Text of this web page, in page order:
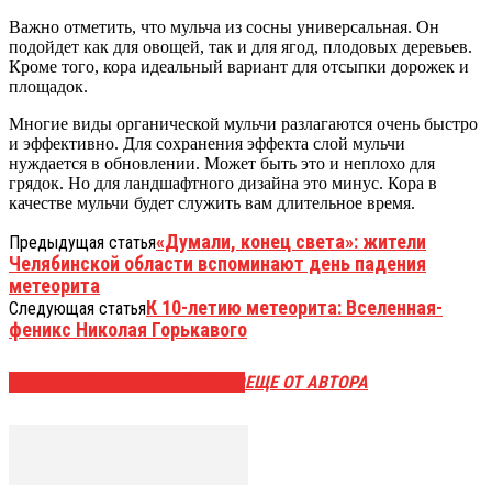
Важно отметить, что мульча из сосны универсальная. Он
подойдет как для овощей, так и для ягод, плодовых деревьев.
Кроме того, кора идеальный вариант для отсыпки дорожек и
площадок.
Многие виды органической мульчи разлагаются очень быстро
и эффективно. Для сохранения эффекта слой мульчи
нуждается в обновлении. Может быть это и неплохо для
грядок. Но для ландшафтного дизайна это минус. Кора в
качестве мульчи будет служить вам длительное время.
Предыдущая статья«Думали, конец света»: жители
Челябинской области вспоминают день падения
метеорита
Следующая статьяК 10-летию метеорита: Вселенная-
феникс Николая Горькавого
ЕЩЕ ОТ АВТОРА